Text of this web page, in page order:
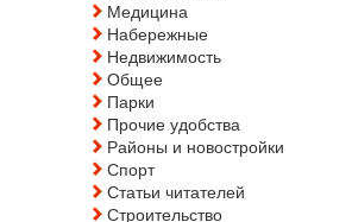
Медицина
Набережные
Недвижимость
Общее
Парки
Прочие удобства
Районы и новостройки
Спорт
Статьи читателей
Строительство